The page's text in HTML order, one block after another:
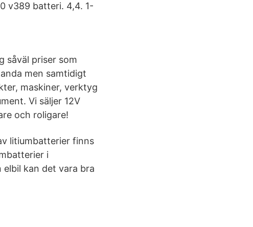
v389 batteri. 4,4. 1-
såväl priser som
men samtidigt
maskiner, verktyg
Vi säljer 12V
och roligare!
litiumbatterier finns
i
kan det vara bra